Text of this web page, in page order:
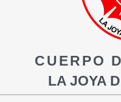
CUERPO
LA JOYA